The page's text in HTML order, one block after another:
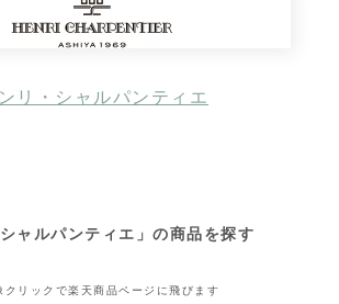
リ・シャルパンティエ
シャルパンティエ」の商品を探す
リックで楽天商品ページに飛びます